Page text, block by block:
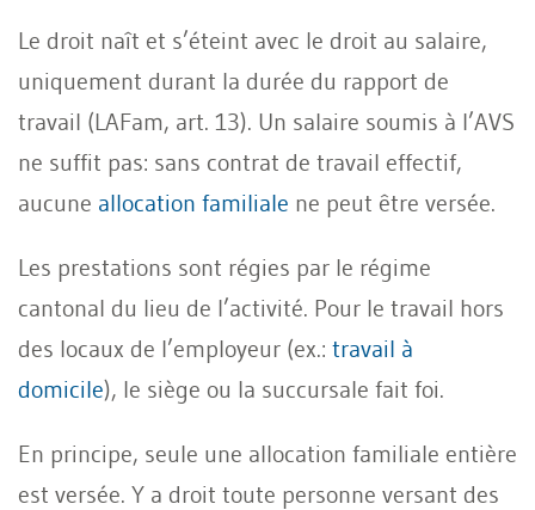
Le droit naît et s’éteint avec le droit au salaire,
uniquement durant la durée du rapport de
travail (LAFam, art. 13). Un salaire soumis à l’AVS
ne suffit pas: sans contrat de travail effectif,
aucune allocation familiale ne peut être versée.
Les prestations sont régies par le régime
cantonal du lieu de l’activité. Pour le travail hors
des locaux de l’employeur (ex.: travail à
domicile), le siège ou la succursale fait foi.
En principe, seule une allocation familiale entière
est versée. Y a droit toute personne versant des